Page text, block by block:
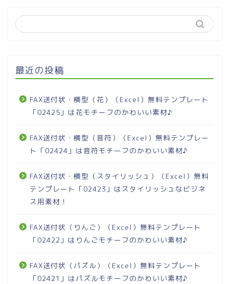
最近の投稿
FAX送付状・横型（花）（Excel）無料テンプレート
「02425」は花モチーフのかわいい素材♪
FAX送付状・横型（音符）（Excel）無料テンプレー
ト「02424」は音符モチーフのかわいい素材♪
FAX送付状・横型（スタイリッシュ）（Excel）無料
テンプレート「02423」はスタイリッシュなビジネ
ス用素材！
FAX送付状（りんご）（Excel）無料テンプレート
「02422」はりんごモチーフのかわいい素材♪
FAX送付状（パズル）（Excel）無料テンプレート
「02421」はパズルモチーフのかわいい素材♪